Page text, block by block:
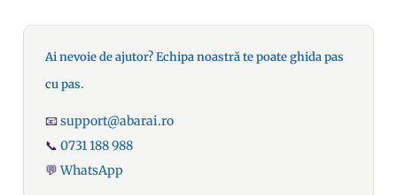
Ai nevoie de ajutor? Echipa noastră te poate ghida pas
cu pas.
📧support@abarai.ro
📞 0731 188 988
💬WhatsApp